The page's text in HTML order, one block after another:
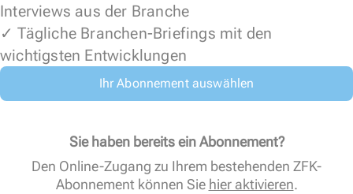
Interviews aus der Branche
✓ Tägliche Branchen-Briefings mit den
wichtigsten Entwicklungen
Ihr Abonnement auswählen
Sie haben bereits ein Abonnement?
Den Online-Zugang zu Ihrem bestehenden ZFK-
Abonnement können Sie hier aktivieren.